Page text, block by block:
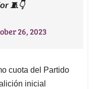
🧵👇
26, 2023
cuota del Partido
inicial